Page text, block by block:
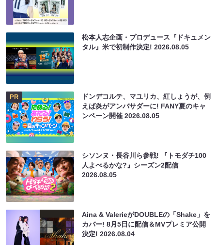
松本人志企画・プロデュース『ドキュメン
タル』米で初制作決定!2026.08.05
PR
ドンデコルテ、マユリカ、紅しょうが、例
えば炎がアンバサダーに! FANY夏のキャ
ンペーン開催2026.08.05
シソンヌ・長谷川ら参戦! 『トモダチ100
人よべるかな?』シーズン2配信
2026.08.05
Aina & ValerieがDOUBLEの「Shake」を
カバー! 8月5日に配信＆MVプレミア公開
決定!2026.08.04